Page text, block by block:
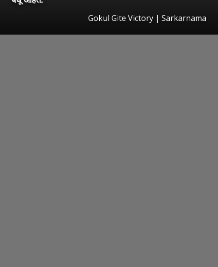
Gokul Gite Victory | Sarkarnama